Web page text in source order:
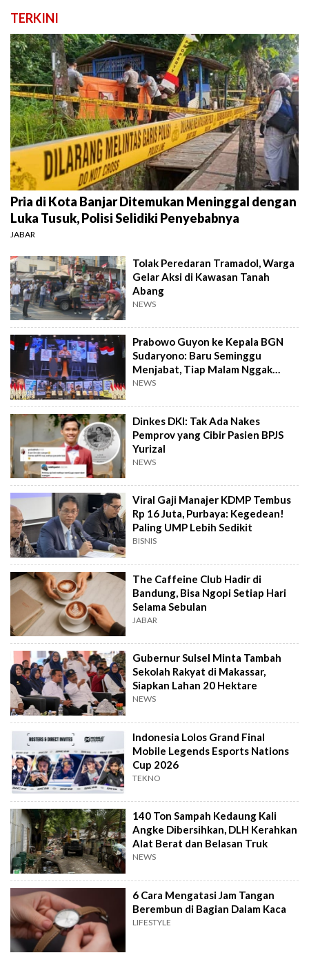
TERKINI
Pria di Kota Banjar Ditemukan Meninggal dengan
Luka Tusuk, Polisi Selidiki Penyebabnya
JABAR
Tolak Peredaran Tramadol, Warga
Gelar Aksi di Kawasan Tanah
Abang
NEWS
Prabowo Guyon ke Kepala BGN
Sudaryono: Baru Seminggu
Menjabat, Tiap Malam Nggak
Tidur
NEWS
Dinkes DKI: Tak Ada Nakes
Pemprov yang Cibir Pasien BPJS
Yurizal
NEWS
Viral Gaji Manajer KDMP Tembus
Rp 16 Juta, Purbaya: Kegedean!
Paling UMP Lebih Sedikit
BISNIS
The Caffeine Club Hadir di
Bandung, Bisa Ngopi Setiap Hari
Selama Sebulan
JABAR
Gubernur Sulsel Minta Tambah
Sekolah Rakyat di Makassar,
Siapkan Lahan 20 Hektare
NEWS
Indonesia Lolos Grand Final
Mobile Legends Esports Nations
Cup 2026
TEKNO
140 Ton Sampah Kedaung Kali
Angke Dibersihkan, DLH Kerahkan
Alat Berat dan Belasan Truk
NEWS
6 Cara Mengatasi Jam Tangan
Berembun di Bagian Dalam Kaca
LIFESTYLE